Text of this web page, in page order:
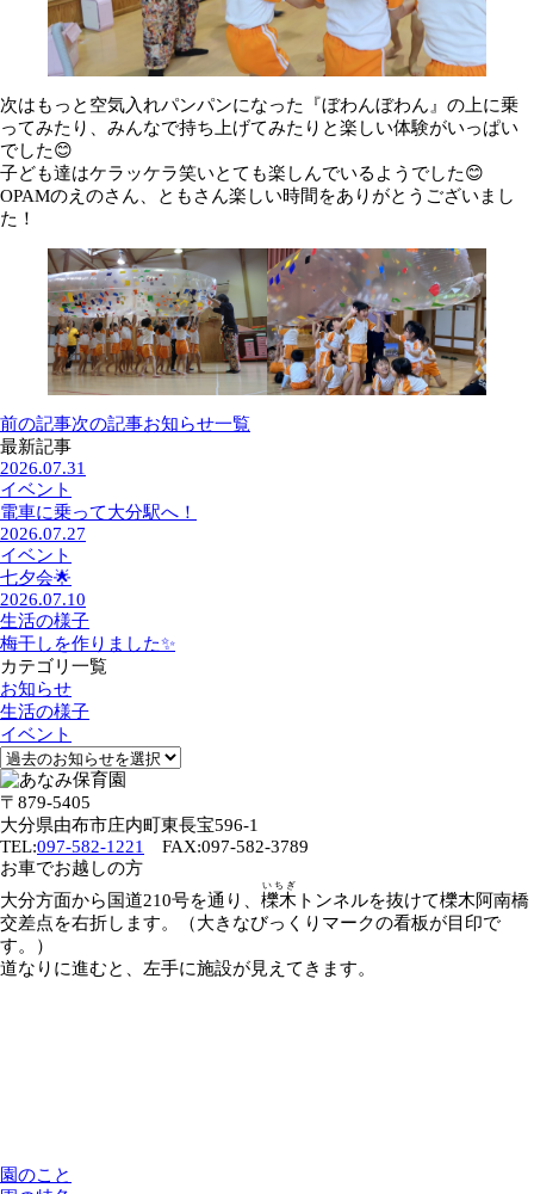
次はもっと空気入れパンパンになった『ぼわんぼわん』の上に乗
ってみたり、みんなで持ち上げてみたりと楽しい体験がいっぱい
でした😊
子ども達はケラッケラ笑いとても楽しんでいるようでした😊
OPAMのえのさん、ともさん楽しい時間をありがとうございまし
た！
前の記事次の記事お知らせ一覧
最新記事
2026.07.31
イベント
電車に乗って大分駅へ！
2026.07.27
イベント
七夕会🌟
2026.07.10
生活の様子
梅干しを作りました✨
カテゴリ一覧
お知らせ
生活の様子
イベント
〒879-5405
大分県由布市庄内町東長宝596-1
TEL:097-582-1221
FAX:097-582-3789
お車でお越しの方
大分方面から国道210号を通り、 櫟木
いちぎ
トンネルを抜けて櫟木阿南橋
交差点を右折します。（大きなびっくりマークの看板が目印で
す。）
道なりに進むと、左手に施設が見えてきます。
園のこと